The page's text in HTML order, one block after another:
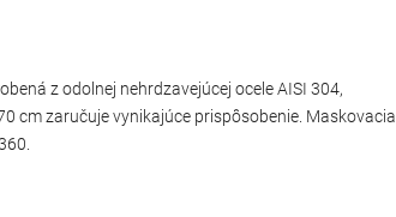
z odolnej nehrdzavejúcej ocele AISI 304,
cm zaručuje vynikajúce prispôsobenie. Maskovacia